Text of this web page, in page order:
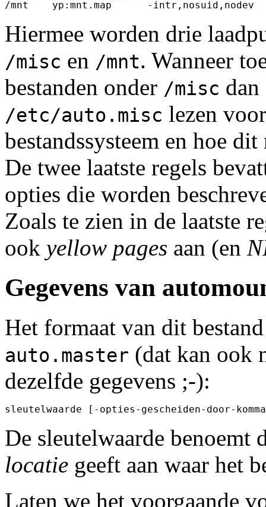
Hiermee worden drie
/misc en /mnt. Wanneer
bestanden onder /misc
/etc/auto.misc lezen
bestandssysteem en hoe
De twee laatste regels
opties die worden
Zoals te zien in de laatste
ook yellow pages aan (en
Gegevens van
Het formaat van dit
auto.master (dat kan ook
dezelfde gegevens ;-):
De sleutelwaarde benoemt
locatie geeft aan waar het
Laten we het voorgaande